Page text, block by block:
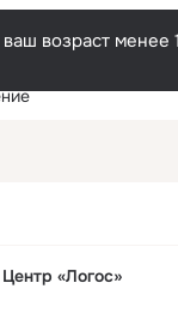
возраст
«Логос»